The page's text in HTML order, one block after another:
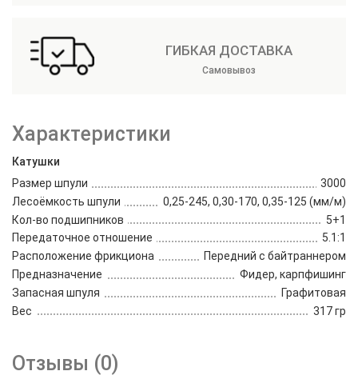
ГИБКАЯ ДОСТАВКА
Самовывоз
Характеристики
Катушки
Размер шпули
3000
Лесоёмкость шпули
0,25-245, 0,30-170, 0,35-125 (мм/м)
Кол-во подшипников
5+1
Передаточное отношение
5.1:1
Расположение фрикциона
Передний с байтраннером
Предназначение
Фидер, карпфишинг
Запасная шпуля
Графитовая
Вес
317 гр
Отзывы (0)